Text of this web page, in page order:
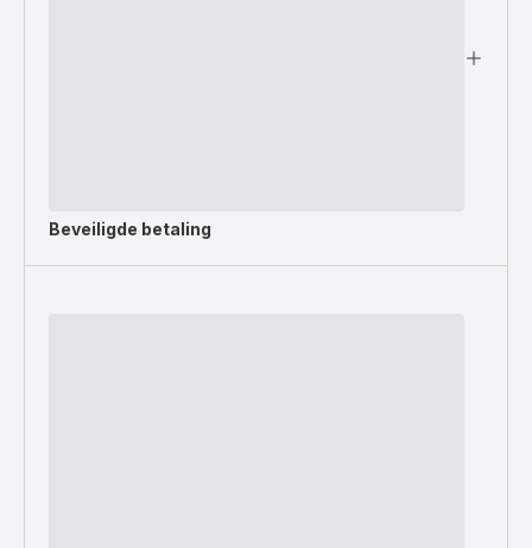
Beveiligde betaling